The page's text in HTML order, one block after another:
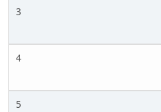
3
4
5